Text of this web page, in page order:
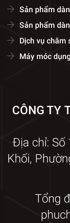
Sản phẩm
Sản phẩm
Dịch vụ chăm
Máy móc
CÔNG TY
Địa chỉ: Số
Khối,
Tổng